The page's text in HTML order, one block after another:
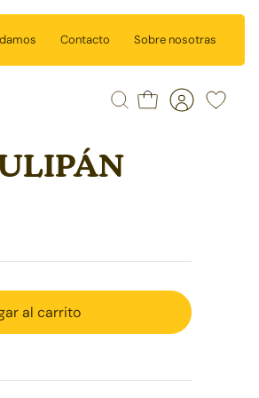
Contacto Sobre nosotras
BuscarCarritoCuentaWishlist
al carrito